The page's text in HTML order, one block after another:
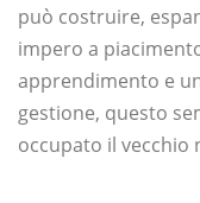
può costruire,
impero a
apprendimento e
gestione, questo
occupato il vecchio